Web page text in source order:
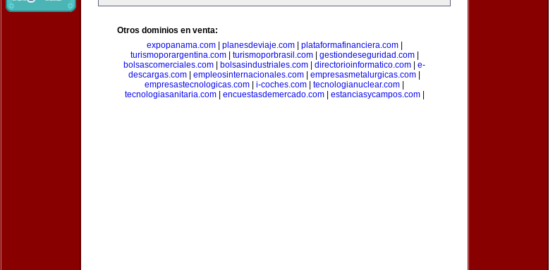
Otros dominios en venta:
expopanama.com| planesdeviaje.com| plataformafinanciera.com|
turismoporargentina.com| turismoporbrasil.com| gestiondeseguridad.com|
bolsascomerciales.com
bolsasindustriales.com directorioinformatico.com
e-
descargas.com
empleosinternacionales.com empresasmetalurgicas.com
empresastecnologicas.com
i-coches.com tecnologianuclear.com
tecnologiasanitaria.com| encuestasdemercado.com| estanciasycampos.com|